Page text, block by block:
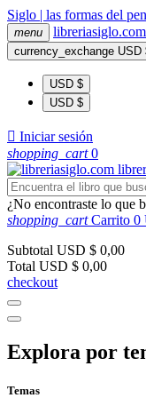
Siglo | las formas del
menu libreriasiglo.com
currency_exchange USD
USD $
USD $
 Iniciar sesión
shopping_cart 0
¿No encontraste lo que
shopping_cart Carrito 0
Subtotal USD $ 0,00
Total USD $ 0,00
checkout
Explora por
Temas